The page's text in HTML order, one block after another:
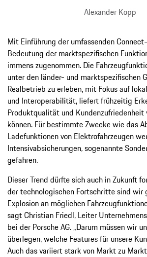
Alexander Kopp
Mit Einführung der umfassenden
Bedeutung der marktspezifischen
immens zugenommen. Die
unter den länder- und marktspezifischen
Realbetrieb zu erleben, mit Fokus auf
und Interoperabilität, liefert frühzeitig
Produktqualität und Kundenzufriedenheit
können. Für bestimmte Zwecke wie das
Ladefunktionen von Elektrofahrzeugen
Intensivabsicherungen, sogenannte
gefahren.
Dieser Trend dürfte sich auch in Zukunft
der technologischen Fortschritte sind wir
Explosion an möglichen
sagt Christian Friedl, Leiter
bei der Porsche AG. „Darum müssen wir
überlegen, welche Features für unsere
Auch das variiert stark von Markt zu